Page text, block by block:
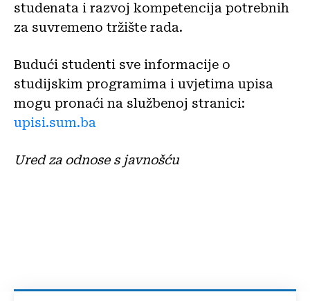
studenata i razvoj kompetencija potrebnih
za suvremeno tržište rada.
Budući studenti sve informacije o
studijskim programima i uvjetima upisa
mogu pronaći na službenoj stranici:
upisi.sum.ba
Ured za odnose s javnošću